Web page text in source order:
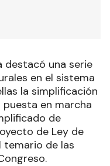
destacó una serie
en el sistema
la simplificación
en marcha
de
de Ley de
temario de las